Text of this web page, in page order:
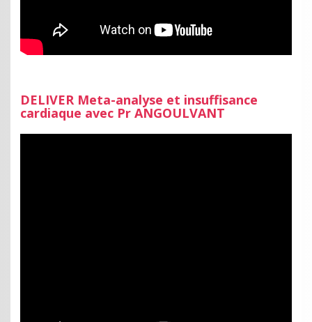
DELIVER Meta-analyse et insuffisance
cardiaque avec Pr ANGOULVANT